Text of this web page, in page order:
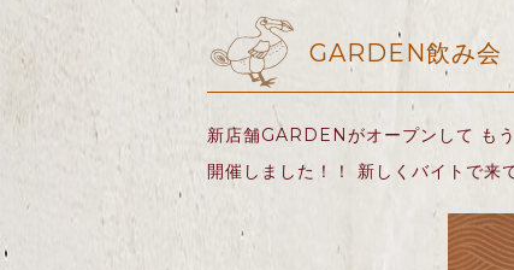
GARDEN飲み会
新店舗GARDENがオープンして も
開催しました！！ 新しくバイトで